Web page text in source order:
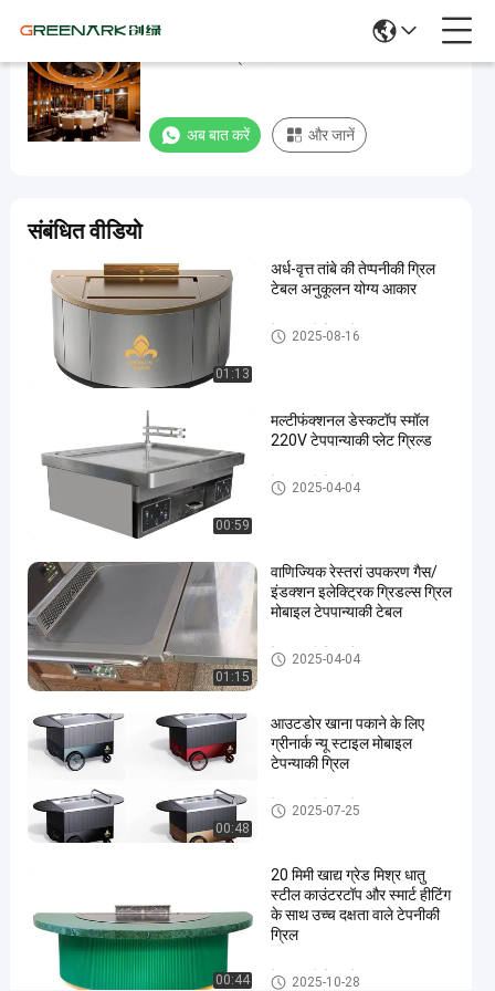
जापानी
रेस्तरां
ग्रिल
टेपपानाकी
ग्रिल टेबल
#
टेपपानाकी
ग्रिल
#
टेपपानाकी
#
टेपपानाकी
ग्रिल
निर्मित
का
व
ट
औ
शु
द्धि
ण
के
सी
अब बात करें और जानें
संबंधित वीडियो
01:13
अर्ध-वृत्त तांबे की तेप्पनीकी ग्रिल
टेबल अनुकूलन योग्य आकार
टेपपानाकी ग्रिल टेबल
2025-08-16
00:59
मल्टीफंक्शनल डेस्कटॉप स्मॉल
220V टेपपान्याकी प्लेट ग्रिल्ड
टेपपानाकी ग्रिल टेबल
2025-04-04
01:15
वाणिज्यिक रेस्तरां उपकरण गैस/
इंडक्शन इलेक्ट्रिक ग्रिडल्स ग्रिल
मोबाइल टेपपान्याकी टेबल
टेपपानाकी ग्रिल टेबल
2025-04-04
00:48
आउटडोर खाना पकाने के लिए
ग्रीनार्क न्यू स्टाइल मोबाइल
टेपन्याकी ग्रिल
टेपपानाकी ग्रिल टेबल
2025-07-25
00:44
20 मिमी खाद्य ग्रेड मिश्र धातु
स्टील काउंटरटॉप और स्मार्ट हीटिंग
के साथ उच्च दक्षता वाले टेपनीकी
ग्रिल
टेपपानाकी ग्रिल टेबल
2025-10-28